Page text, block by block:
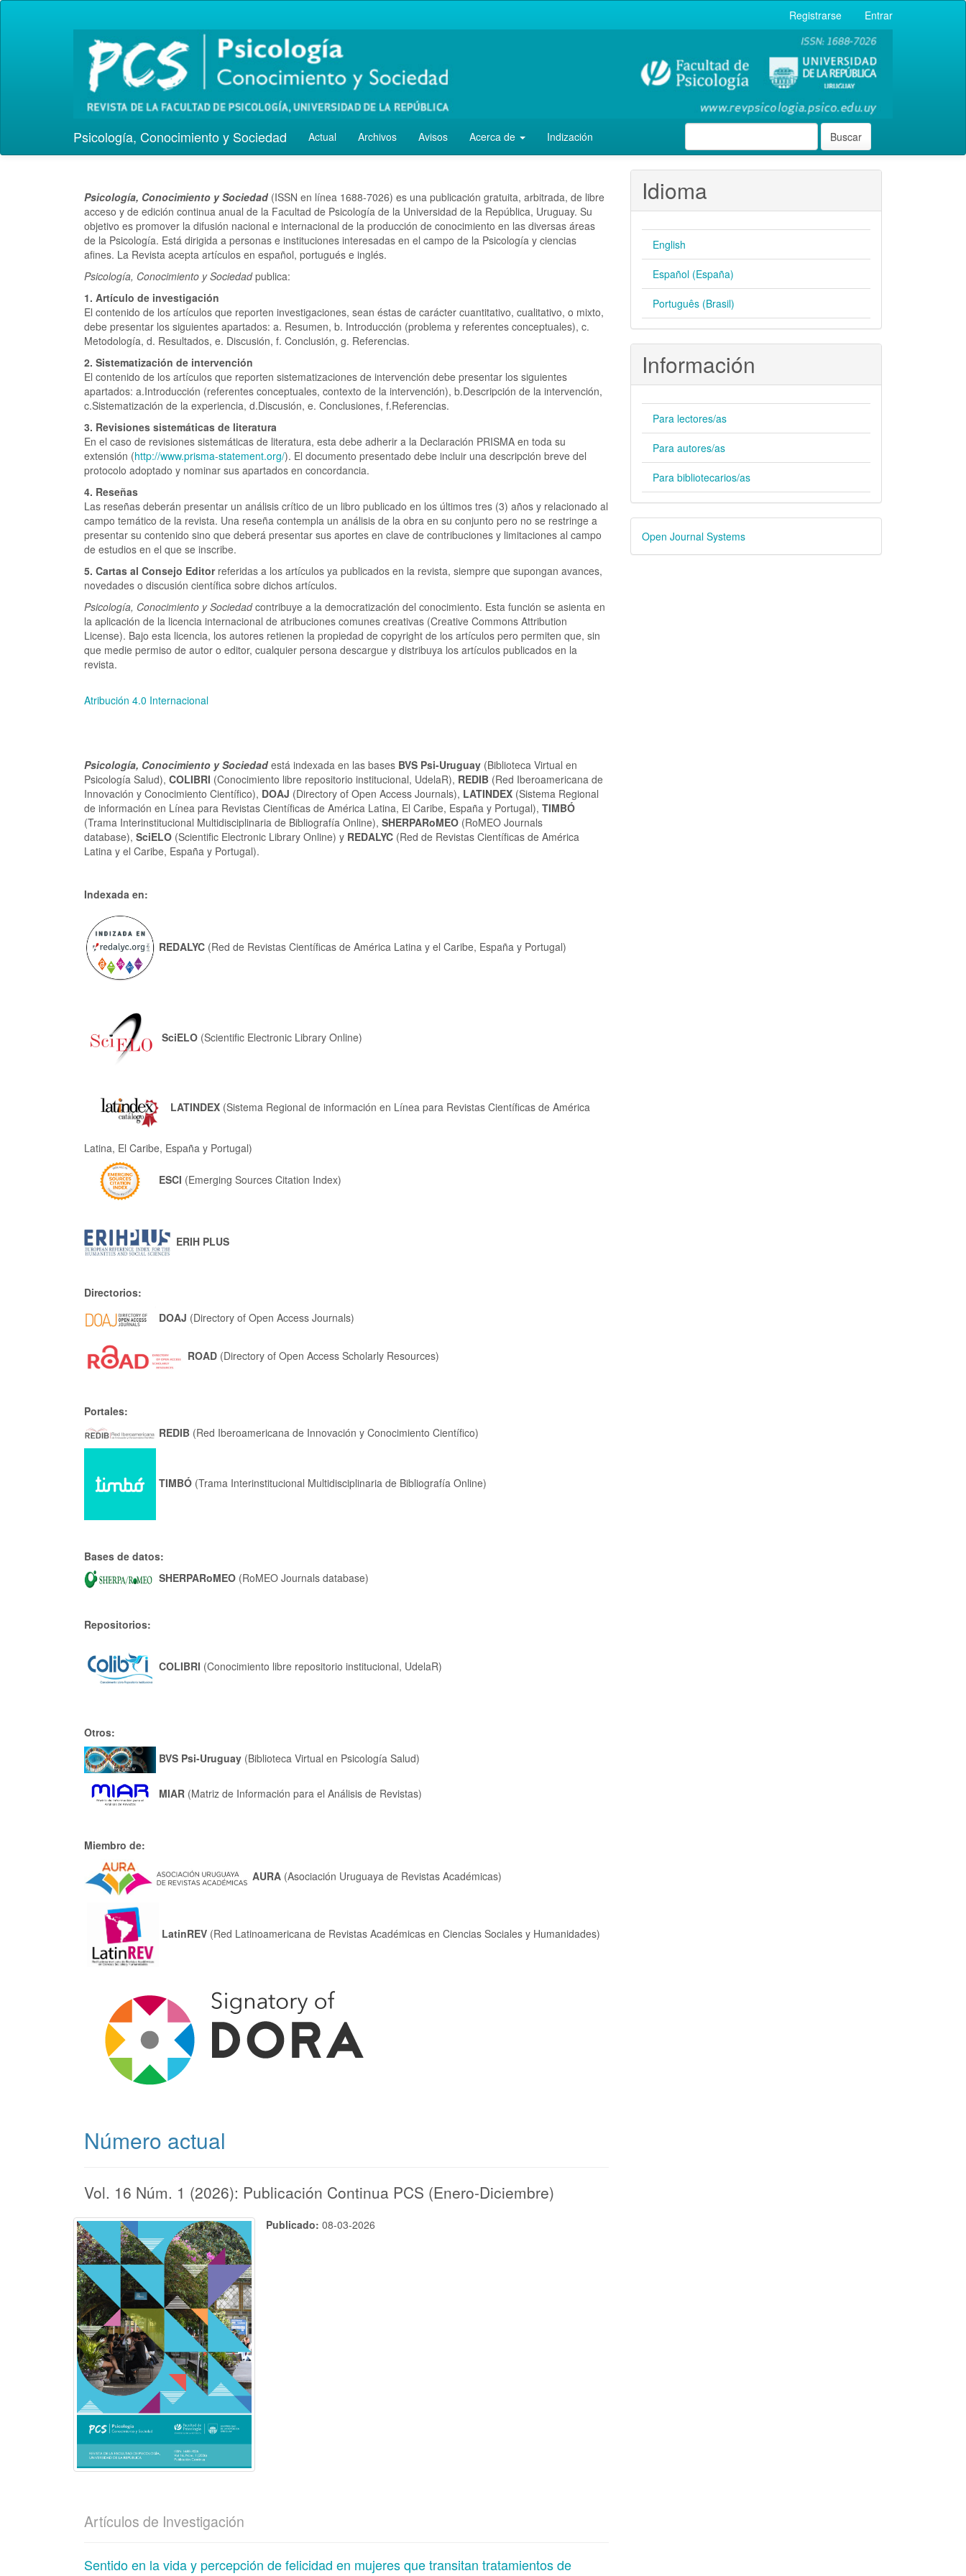
Registrarse Entrar
Psicología, Conocimiento y Sociedad Actual Archivos Avisos Acerca de Indización Buscar
Psicología, Conocimiento y Sociedad (ISSN en línea 1688-7026) es una publicación gratuita, arbitrada, de libre
acceso y de edición continua anual de la Facultad de Psicología de la Universidad de la República, Uruguay. Su
objetivo es promover la difusión nacional e internacional de la producción de conocimiento en las diversas áreas
de la Psicología. Está dirigida a personas e instituciones interesadas en el campo de la Psicología y ciencias
afines. La Revista acepta artículos en español, portugués e inglés.
Psicología, Conocimiento y Sociedadpublica:
1. Artículo de investigación
El contenido de los artículos que reporten investigaciones, sean éstas de carácter cuantitativo, cualitativo, o mixto,
debe presentar los siguientes apartados: a. Resumen, b. Introducción (problema y referentes conceptuales), c.
Metodología, d. Resultados, e. Discusión, f. Conclusión, g. Referencias.
2. Sistematización de intervención
El contenido de los artículos que reporten sistematizaciones de intervención debe presentar los siguientes
apartados: a.Introducción (referentes conceptuales, contexto de la intervención), b.Descripción de la intervención,
c.Sistematización de la experiencia, d.Discusión, e. Conclusiones, f.Referencias.
3. Revisiones sistemáticas de literatura
En el caso de revisiones sistemáticas de literatura, esta debe adherir a la Declaración PRISMA en toda su
extensión (http://www.prisma-statement.org/). El documento presentado debe incluir una descripción breve del
protocolo adoptado y nominar sus apartados en concordancia.
4. Reseñas
Las reseñas deberán presentar un análisis crítico de un libro publicado en los últimos tres (3) años y relacionado al
campo temático de la revista. Una reseña contempla un análisis de la obra en su conjunto pero no se restringe a
presentar su contenido sino que deberá presentar sus aportes en clave de contribuciones y limitaciones al campo
de estudios en el que se inscribe.
5. Cartas al Consejo Editorreferidas a los artículos ya publicados en la revista, siempre que supongan avances,
novedades o discusión científica sobre dichos artículos.
Psicología, Conocimiento y Sociedadcontribuye a la democratización del conocimiento. Esta función se asienta en
la aplicación de la licencia internacional de atribuciones comunes creativas (Creative Commons Attribution
License). Bajo esta licencia, los autores retienen la propiedad de copyright de los artículos pero permiten que, sin
que medie permiso de autor o editor, cualquier persona descargue y distribuya los artículos publicados en la
revista.
Atribución 4.0 Internacional
Psicología, Conocimiento y Sociedad está indexada en las bases BVS Psi-Uruguay (Biblioteca Virtual en
Psicología Salud), COLIBRI (Conocimiento libre repositorio institucional, UdelaR), REDIB (Red Iberoamericana de
Innovación y Conocimiento Científico), DOAJ (Directory of Open Access Journals), LATINDEX (Sistema Regional
de información en Línea para Revistas Científicas de América Latina, El Caribe, España y Portugal), TIMBÓ
(Trama Interinstitucional Multidisciplinaria de Bibliografía Online), SHERPARoMEO (RoMEO Journals
database), SciELO (Scientific Electronic Library Online) y REDALYC (Red de Revistas Científicas de América
Latina y el Caribe, España y Portugal).
Indexada en:
REDALYC (Red de Revistas Científicas de América Latina y el Caribe, España y Portugal)
SciELO (Scientific Electronic Library Online)
LATINDEX (Sistema Regional de información en Línea para Revistas Científicas de América
Latina, El Caribe, España y Portugal)
ESCI (Emerging Sources Citation Index)
ERIH PLUS
Directorios:
DOAJ (Directory of Open Access Journals)
ROAD (Directory of Open Access Scholarly Resources)
Portales:
REDIB (Red Iberoamericana de Innovación y Conocimiento Científico)
TIMBÓ (Trama Interinstitucional Multidisciplinaria de Bibliografía Online)
Bases de datos:
SHERPARoMEO (RoMEO Journals database)
Repositorios:
COLIBRI (Conocimiento libre repositorio institucional, UdelaR)
Otros:
BVS Psi-Uruguay (Biblioteca Virtual en Psicología Salud)
MIAR (Matriz de Información para el Análisis de Revistas)
Miembro de:
AURA (Asociación Uruguaya de Revistas Académicas)
LatinREV (Red Latinoamericana de Revistas Académicas en Ciencias Sociales y Humanidades)
Número actual
Vol. 16 Núm. 1 (2026): Publicación Continua PCS (Enero-Diciembre)
Publicado:08-03-2026
Artículos de Investigación
Sentido en la vida y percepción de felicidad en mujeres que transitan tratamientos de
Idioma
English
Español (España)
Português (Brasil)
Información
Para lectores/as
Para autores/as
Para bibliotecarios/as
Desarrollado
por
Open Journal Systems